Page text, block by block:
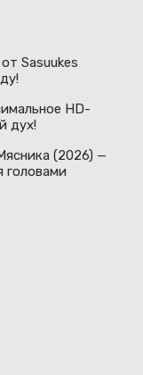
Sasuukes
HD-
дух!
(2026) —
головами